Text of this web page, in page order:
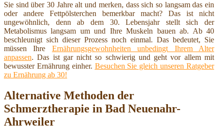
Sie sind über 30 Jahre alt und merken, dass sich so langsam das ein
oder andere Fettpölsterchen bemerkbar macht? Das ist nicht
ungewöhnlich, denn ab dem 30. Lebensjahr stellt sich der
Metabolismus langsam um und Ihre Muskeln bauen ab. Ab 40
beschleunigt sich dieser Prozess noch einmal. Das bedeutet, Sie
müssen Ihre Ernährungsgewohnheiten unbedingt Ihrem Alter
anpassen. Das ist gar nicht so schwierig und geht vor allem mit
bewusster Ernährung einher. Besuchen Sie gleich unseren Ratgeber
zu Ernährung ab 30!
Alternative Methoden der
Schmerztherapie in Bad Neuenahr-
Ahrweiler